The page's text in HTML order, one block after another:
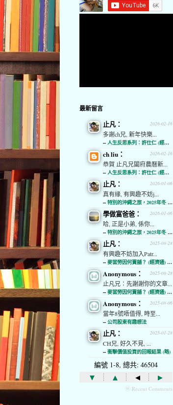
最新留言
2026-02-16
止凡：
多謝ch兄, 新年快樂...
-- 人生反思系列：許仕仁 (經濟通)
2026-02-16
ch liu：
恭賀 止凡兄闔府農曆新...
-- 人生反思系列：許仕仁 (經濟通)
2026-01-06
止凡：
真有緣, 有興趣不妨j...
-- 特別的沖繩之旅，2025年冬 (經濟通)
2026-01-06
學做富爸爸：
哈, 正是小弟, 係你...
-- 特別的沖繩之旅，2025年冬 (經濟通)
2025-08-28
止凡：
有興趣不妨加入Patr...
-- 麥當勞因何賣舖？ (經濟通) (略)
2025-08-28
Anonymous：
止凡兄：先謝謝你的文章...
-- 麥當勞因何賣舖？ (經濟通) (略)
2025-08-06
Anonymous：
當年8號唔值得, 時至...
-- 公司股東有趣想法
2025-01-28
止凡：
CH兄, 好久不見, ...
-- 衝擊價值投資的回報結果 (略)
編號 1-8, 總共: 46504
▾ ▴ ◂ ▸
ⓦ Recent Comments